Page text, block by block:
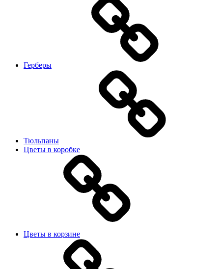
Герберы
Тюльпаны
Цветы в коробке
Цветы в корзине